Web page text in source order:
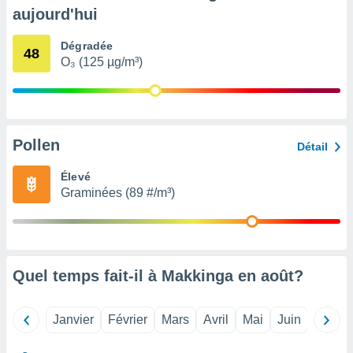
ou
de la
non
des
le
le
aujourd'hui
48 Dégradée
O₃ (125 µg/m³)
Pollen Détail
Élevé
Graminées (89 #/m³)
Quel temps fait-il à Makkinga en août?
Janvier Février Mars Avril Mai Juin Juillet